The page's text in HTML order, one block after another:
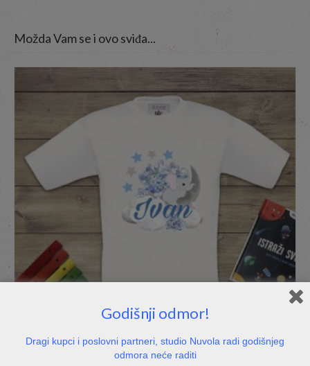
Možda Vam se i ovo sviđa...
Dječja majica – slonić s imenom
Godišnji odmor!
Dragi kupci i poslovni partneri, studio Nuvola radi godišnjeg
odmora neće raditi